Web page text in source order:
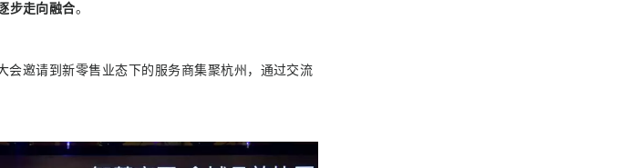
步走向融合。
会邀请到新零售业态下的服务商集聚杭州，通过交流